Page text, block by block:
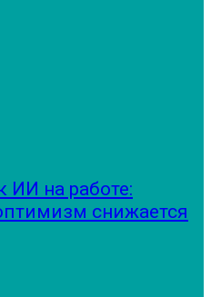
ИИ на работе:
снижается